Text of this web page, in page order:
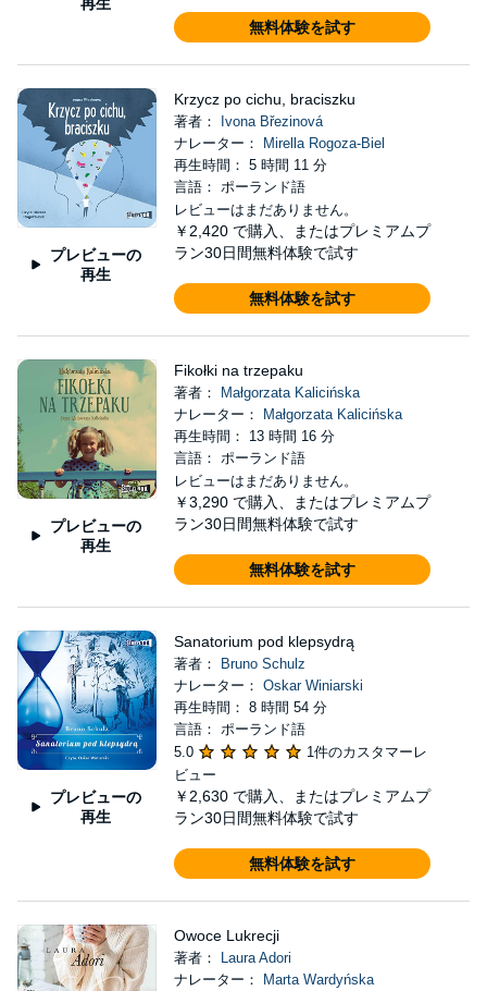
無料体験を試す
プレビューの
再生
Krzycz po cichu, braciszku
著者：
Ivona Březinová
ナレーター：
Mirella Rogoza-Biel
再生時間： 5 時間 11 分
言語： ポーランド語
レビューはまだありません。
￥2,420 で購入、またはプレミアムプ
ラン30日間無料体験で試す
無料体験を試す
プレビューの
再生
Fikołki na trzepaku
著者：
Małgorzata Kalicińska
ナレーター：
Małgorzata Kalicińska
再生時間： 13 時間 16 分
言語： ポーランド語
レビューはまだありません。
￥3,290 で購入、またはプレミアムプ
ラン30日間無料体験で試す
無料体験を試す
プレビューの
再生
Sanatorium pod klepsydrą
著者：
Bruno Schulz
ナレーター： Oskar Winiarski
再生時間： 8 時間 54 分
言語： ポーランド語
5.0
1件のカスタマーレ
ビュー
￥2,630 で購入、またはプレミアムプ
ラン30日間無料体験で試す
無料体験を試す
Owoce Lukrecji
著者：
Laura Adori
ナレーター：
Marta Wardyńska